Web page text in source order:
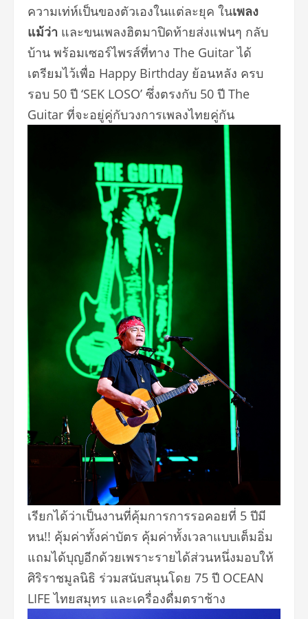
ความเท่ห์เป็นของตัวเองในแต่ละยุค ในเพลง
แม้ว่า และขนเพลงฮิตมาปิดท้ายส่งแฟนๆ กลับ
บ้าน พร้อมเซอร์ไพรส์ที่ทาง The Guitar ได้
เตรียมไว้เพื่อ Happy Birthday ย้อนหลัง ครบ
รอบ 50 ปี ‘SEK LOSO’ ซึ่งตรงกับ 50 ปี The
Guitar ที่จะอยู่คู่กับวงการเพลงไทยคู่กัน
เรียกได้ว่าเป็นงานที่คุ้มการการรอคอยที่ 5 ปีมี
หน!! คุ้มค่าทั้งค่าบัตร คุ้มค่าทั้งเวลาแบบเต็มอิ่ม
แถมได้บุญอีกด้วยเพราะรายได้ส่วนหนึ่งมอบให้
ศิริราชมูลนิธิ ร่วมสนับสนุนโดย 75 ปี OCEAN
LIFE ไทยสมุทร และเครื่องดื่มตราช้าง